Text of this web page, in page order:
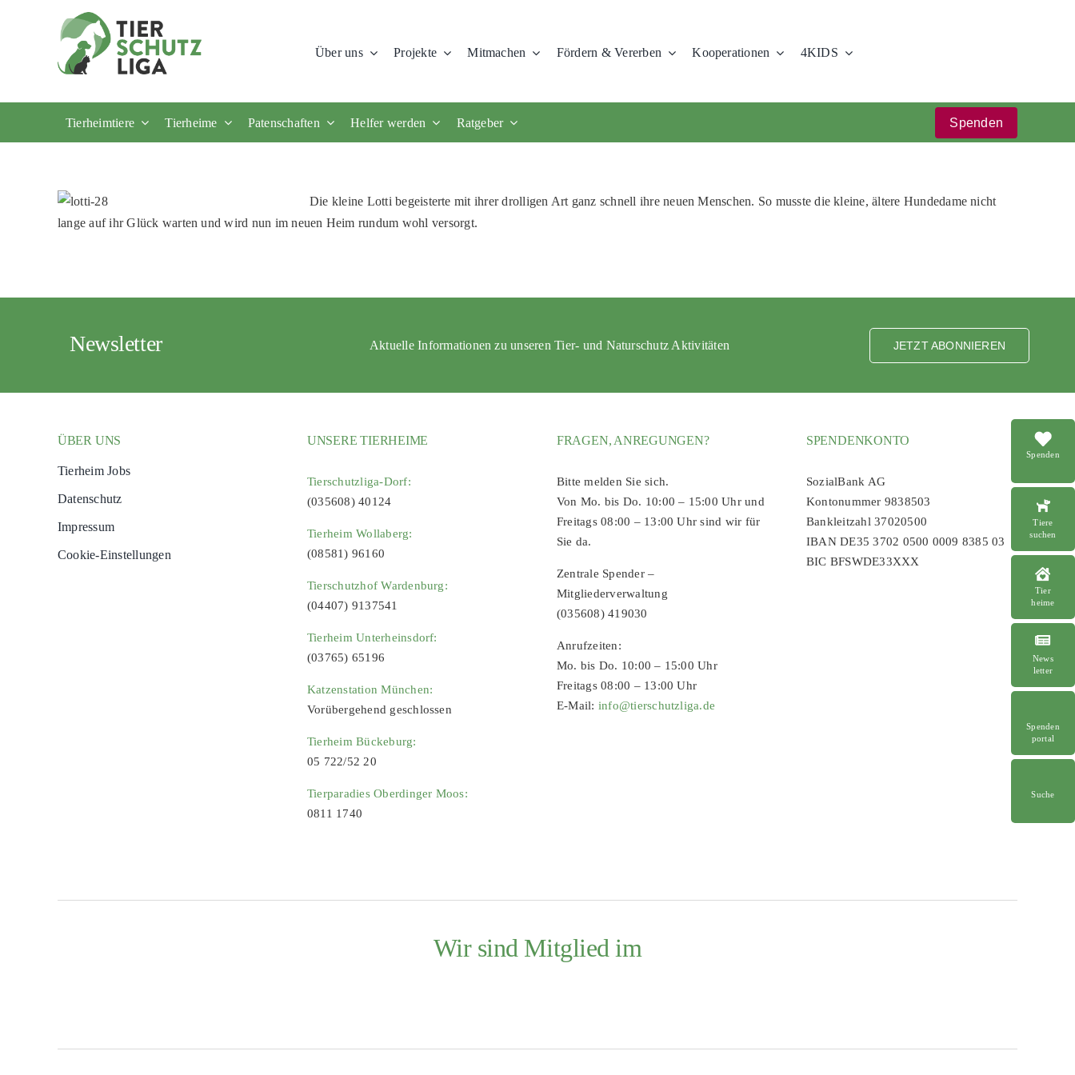
Über uns Projekte Mitmachen Fördern & Vererben Kooperationen 4KIDS
Tierheimtiere Tierheime Patenschaften Helfer werden Ratgeber Spenden
Spenden
Tiere
suchen
Tier
heime
News
letter
Spenden
portal
Suche
Die kleine Lotti begeisterte mit ihrer drolligen Art ganz schnell ihre neuen Menschen. So musste die kleine, ältere Hundedame nicht
lange auf ihr Glück warten und wird nun im neuen Heim rundum wohl versorgt.
Newsletter Aktuelle Informationen zu unseren Tier- und Naturschutz Aktivitäten JETZT ABONNIEREN
ÜBER UNS
Tierheim Jobs
Datenschutz
Impressum
Cookie-Einstellungen
UNSERE TIERHEIME
Tierschutzliga-Dorf:
(035608) 40124
Tierheim Wollaberg:
(08581) 96160
Tierschutzhof Wardenburg:
(04407) 9137541
Tierheim Unterheinsdorf:
(03765) 65196
Katzenstation München:
Vorübergehend geschlossen
Tierheim Bückeburg:
05 722/52 20
Tierparadies Oberdinger Moos:
0811 1740
FRAGEN, ANREGUNGEN?
Bitte melden Sie sich.
Von Mo. bis Do. 10:00 – 15:00 Uhr und
Freitags 08:00 – 13:00 Uhr sind wir für
Sie da.
Zentrale Spender –
Mitgliederverwaltung
(035608) 419030
Anrufzeiten:
Mo. bis Do. 10:00 – 15:00 Uhr
Freitags 08:00 – 13:00 Uhr
E-Mail: info@tierschutzliga.de
SPENDENKONTO
SozialBank AG
Kontonummer 9838503
Bankleitzahl 37020500
IBAN DE35 3702 0500 0009 8385 03
BIC BFSWDE33XXX
Wir sind Mitglied im